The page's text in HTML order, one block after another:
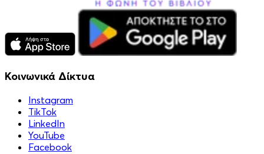
Κοινωνικά Δίκτυα
Instagram
TikTok
LinkedIn
YouTube
Facebook